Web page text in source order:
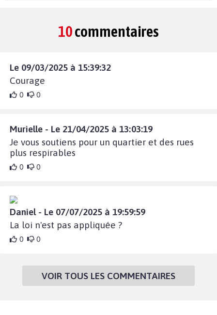
10commentaires
Le 09/03/2025 à 15:39:32
Courage
0 0
Murielle - Le 21/04/2025 à 13:03:19
Je vous soutiens pour un quartier et des rues
plus respirables
0 0
Daniel - Le 07/07/2025 à 19:59:59
La loi n'est pas appliquée ?
0 0
VOIR TOUS LES COMMENTAIRES